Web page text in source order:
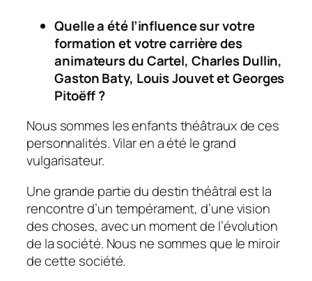
Quelle a été l’influence sur votre
formation et votre carrière des
animateurs du Cartel, Charles Dullin,
Gaston Baty, Louis Jouvet et Georges
Pitoëff ?
Nous sommes les enfants théâtraux de ces
personnalités. Vilar en a été le grand
vulgarisateur.
Une grande partie du destin théâtral est la
rencontre d’un tempérament, d’une vision
des choses, avec un moment de l’évolution
de la société. Nous ne sommes que le miroir
de cette société.